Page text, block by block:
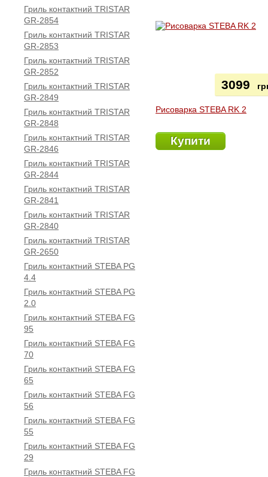
Гриль контактний TRISTAR
GR-2854
Гриль контактний TRISTAR
GR-2853
Гриль контактний TRISTAR
GR-2852
Гриль контактний TRISTAR
GR-2849
Гриль контактний TRISTAR
GR-2848
Гриль контактний TRISTAR
GR-2846
Гриль контактний TRISTAR
GR-2844
Гриль контактний TRISTAR
GR-2841
Гриль контактний TRISTAR
GR-2840
Гриль контактний TRISTAR
GR-2650
Гриль контактний STEBA PG
4.4
Гриль контактний STEBA PG
2.0
Гриль контактний STEBA FG
95
Гриль контактний STEBA FG
70
Гриль контактний STEBA FG
65
Гриль контактний STEBA FG
56
Гриль контактний STEBA FG
55
Гриль контактний STEBA FG
29
Гриль контактний STEBA FG
Рисоварка STEBA RK 2
3099
Купити